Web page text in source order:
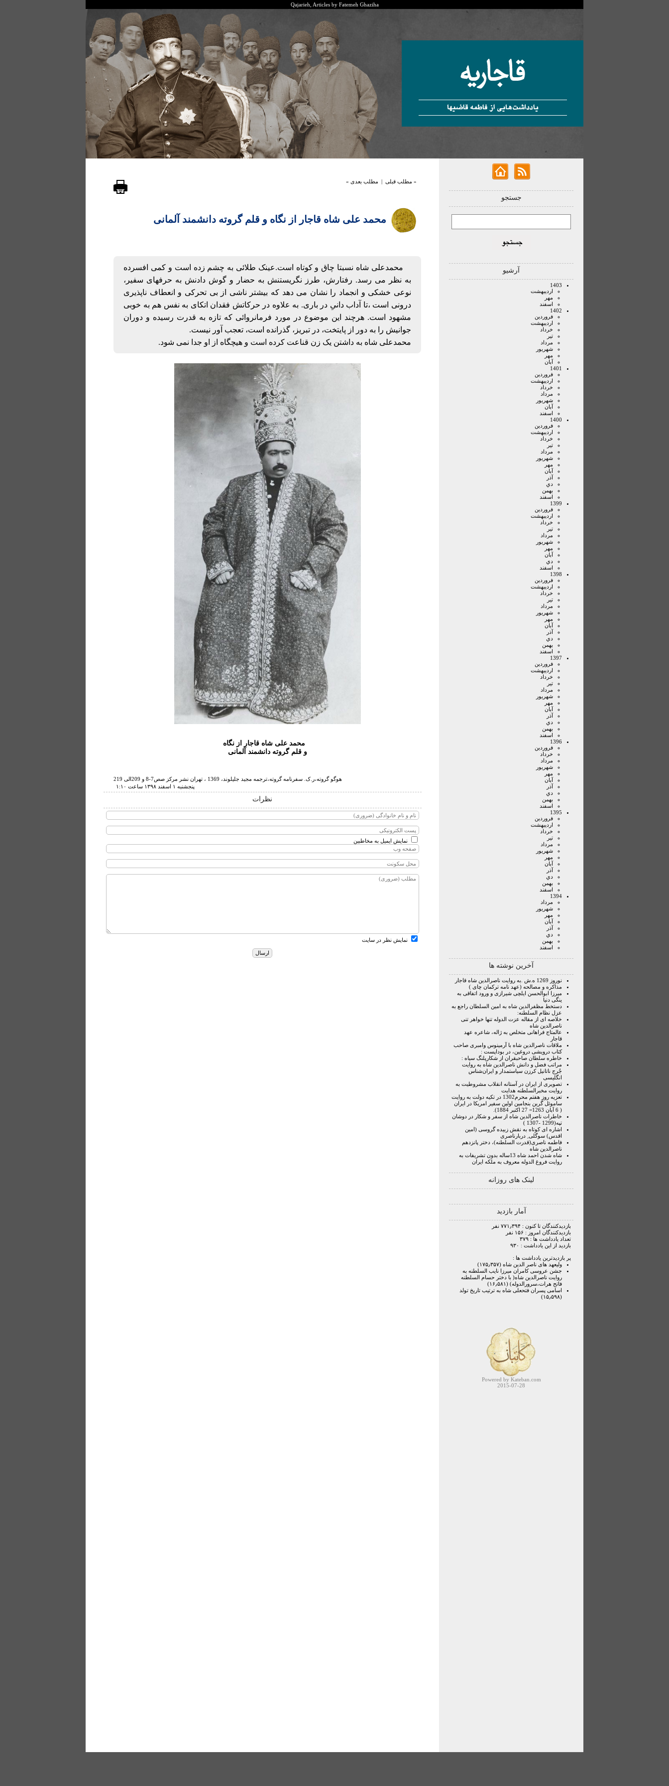
Qajarieh, Articles by Fatemeh Ghaziha
جستجو
آرشیو
1403
ارديبهشت
مهر
اسفند
1402
فروردين
ارديبهشت
خرداد
تير
مرداد
شهريور
مهر
آبان
1401
فروردين
ارديبهشت
خرداد
مرداد
شهريور
آبان
اسفند
1400
فروردين
ارديبهشت
خرداد
تير
مرداد
شهريور
مهر
آبان
آذر
دي
بهمن
اسفند
1399
فروردين
ارديبهشت
خرداد
تير
مرداد
شهريور
مهر
آبان
دي
اسفند
1398
فروردين
ارديبهشت
خرداد
تير
مرداد
شهريور
مهر
آبان
آذر
دي
بهمن
اسفند
1397
فروردين
ارديبهشت
خرداد
تير
مرداد
شهريور
مهر
آبان
آذر
دي
بهمن
اسفند
1396
فروردين
خرداد
مرداد
شهريور
مهر
آبان
آذر
دي
بهمن
اسفند
1395
فروردين
ارديبهشت
خرداد
تير
مرداد
شهريور
مهر
آبان
آذر
دي
بهمن
اسفند
1394
مرداد
شهريور
مهر
آبان
آذر
دي
بهمن
اسفند
آخرین نوشته ها
نوروز 1269 ه.ش .به روایت ناصرالدین شاه قاجار
مذاکره و مصالحه (عهد نامه ترکمان چای )
میرزا ابوالحسن ایلچی شیرازی و ورود اتفاقی به
ینگی دنیا
دستخط مظفرالدین شاه به امین السلطان راجع به
عزل نظام السلطنه:
خلاصه ای از مقاله عزت الدوله تنها خواهر تنی
ناصرالدین شاه
عالمتاج فراهانی متخلص به ژاله، شاعره عهد
قاجار
ملاقات ناصرالدین شاه با آرمینوس وامبری صاحب
کتاب درویشی دروغین، در بوداپست :
خاطره سلطان صاحبقران از شکارپلنگ سیاه :
مراتب فضل و دانش ناصرالدین شاه به روایت
جُرج ناتانیل کرزن سیاستمدار و ایران‌شناس
انگلیسی
تصویری از ایران در آستانه انقلاب مشروطیت به
روایت مخبرالسلطنه هدایت
تعزیه روز هفتم محرم1302 در تکیه دولت به روایت
ساموئل گرین بنجامین اولین سفیر امریکا در ایران
( 6 آبان 1263= 27 اکتبر 1884).
خاطرات ناصرالدین شاه از سفر و شکار در دوشان
تپه(1299 -1307 )
اشاره ای کوتاه به نقش زبیده گروسی (امین
اقدس) سوگلی ِ دربارناصری
فاطمه ناصری(قدرت السلطنه)، دختر پانزدهم
ناصرالدین شاه
شاه شدن احمد شاه 13ساله بدون تشریفات به
روایت فروغ الدوله معروف به ملکه ایران
لینک های روزانه
آمار بازدید
بازدیدکنندگان تا کنون : ۷۷۱٫۳۹۴ نفر
بازدیدکنندگان امروز : ۱۵۶ نفر
تعداد یادداشت ها : ۳۷۹
بازدید از این یادداشت : ۹۳۰
پر بازدیدترین یادداشت ها :
ولیعهد های ناصر الدین شاه (۱۷۵٫۳۵۷)
جشن عروسی کامران میرزا نایب السلطنه به
روایت ناصرالدین شاه( با دختر حسام السلطنه
فاتح هرات،سرورالدوله) (۱۶٫۵۸۱)
اسامی پسران فتحعلی شاه به ترتیب تاریخ تولد
(۱۵٫۵۹۸)
Powered by Kateban.com
2015-07-28
« مطلب قبلی | مطلب بعدی »
محمد علی شاه قاجار از نگاه و قلم گروته دانشمند آلمانی
محمدعلی شاه نسبتا چاق و کوتاه است.عینک طلائی به چشم زده است و کمی افسرده
به نظر می رسد. رفتارش، طرز نگریستنش به حضار و گوش دادنش به حرفهای سفیر،
نوعی خشکی و انجماد را نشان می دهد که بیشتر ناشی از بی تحرکی و انعطاف ناپذیری
درونی است ،تا آداب دانیِ در باری. به علاوه در حرکاتش فقدان اتکای به نفس هم به خوبی
مشهود است. هرچند این موضوع در مورد فرمانروائی که تازه به قدرت رسیده و دوران
جوانیش را به دور از پایتخت، در تبریز، گذرانده است، تعجب آور نیست.
محمدعلی شاه به داشتن یک زن قناعت کرده است و هیچگاه از او جدا نمی شود.
محمد علی شاه قاجار از نگاه
و قلم گروته دانشمند آلمانی
هوگو گروته،ر.ک. سفرنامه گروته،ترجمه مجید جلیلوند، 1369 ، تهران نشر مرکز صص7-8 و 209الی 219
پنجشنبه ۱ اسفند ۱۳۹۸ ساعت ۱:۱۰
نظرات
نمایش ایمیل به مخاطبین
نمایش نظر در سایت